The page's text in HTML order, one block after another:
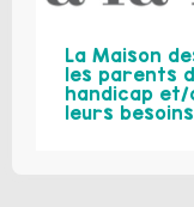
La Maison
les parents
handicap
leurs